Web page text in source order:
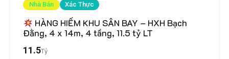
Nhà Bán Xác Thực
HÀNG HIẾM KHU SÂN BAY – HXH Bạch
Đằng, 4 x 14m, 4 tầng, 11.5 tỷ LT
11.5Tỷ